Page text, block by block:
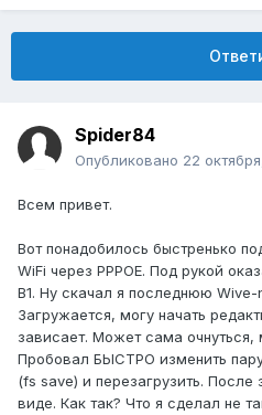
Spider84
Опубликовано 22
Всем привет.
Вот понадобилось быстренько
WiFi через PPPOE. Под рукой
В1. Ну скачал я последнюю
Загружается, могу начать
зависает. Может сама очнуться,
Пробовал БЫСТРО изменить
(fs save) и перезагрузить. После
виде. Как так? Что я сделал не